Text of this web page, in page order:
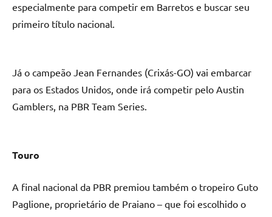
especialmente para competir em Barretos e buscar seu
primeiro título nacional.
Já o campeão Jean Fernandes (Crixás-GO) vai embarcar
para os Estados Unidos, onde irá competir pelo Austin
Gamblers, na PBR Team Series.
Touro
A final nacional da PBR premiou também o tropeiro Guto
Paglione, proprietário de Praiano – que foi escolhido o